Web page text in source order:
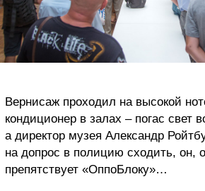
Вернисаж проходил на высокой
кондиционер в залах – погас свет
а директор музея Александр
на допрос в полицию сходить, он,
препятствует «ОппоБлоку»…